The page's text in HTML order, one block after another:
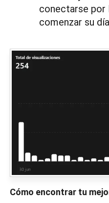
conectarse por
comenzar su
Cómo encontrar tu